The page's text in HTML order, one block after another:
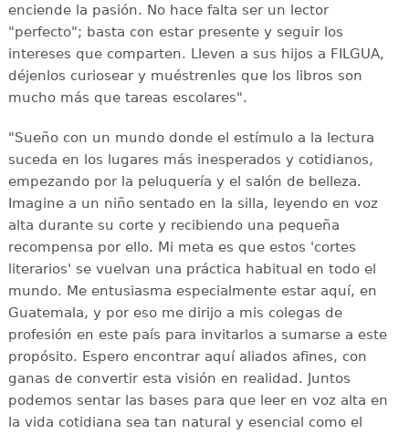
enciende la pasión. No hace falta ser un lector
"perfecto"; basta con estar presente y seguir los
intereses que comparten. Lleven a sus hijos a FILGUA,
déjenlos curiosear y muéstrenles que los libros son
mucho más que tareas escolares".
"Sueño con un mundo donde el estímulo a la lectura
suceda en los lugares más inesperados y cotidianos,
empezando por la peluquería y el salón de belleza.
Imagine a un niño sentado en la silla, leyendo en voz
alta durante su corte y recibiendo una pequeña
recompensa por ello. Mi meta es que estos 'cortes
literarios' se vuelvan una práctica habitual en todo el
mundo. Me entusiasma especialmente estar aquí, en
Guatemala, y por eso me dirijo a mis colegas de
profesión en este país para invitarlos a sumarse a este
propósito. Espero encontrar aquí aliados afines, con
ganas de convertir esta visión en realidad. Juntos
podemos sentar las bases para que leer en voz alta en
la vida cotidiana sea tan natural y esencial como el